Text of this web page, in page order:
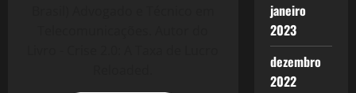
janeiro
2023
dezembro
2022